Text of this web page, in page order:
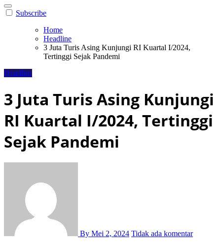
Subscribe
Home
Headline
3 Juta Turis Asing Kunjungi RI Kuartal I/2024,
Tertinggi Sejak Pandemi
Headline
3 Juta Turis Asing Kunjungi
RI Kuartal I/2024, Tertinggi
Sejak Pandemi
By Mei 2, 2024 Tidak ada komentar